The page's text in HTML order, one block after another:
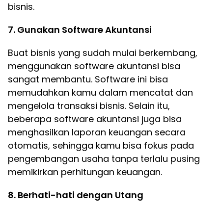
bisnis.
7. Gunakan Software Akuntansi
Buat bisnis yang sudah mulai berkembang,
menggunakan software akuntansi bisa
sangat membantu. Software ini bisa
memudahkan kamu dalam mencatat dan
mengelola transaksi bisnis. Selain itu,
beberapa software akuntansi juga bisa
menghasilkan laporan keuangan secara
otomatis, sehingga kamu bisa fokus pada
pengembangan usaha tanpa terlalu pusing
memikirkan perhitungan keuangan.
8. Berhati-hati dengan Utang